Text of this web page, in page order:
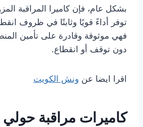
بشكل عام، فإن كاميرا المراقبة
توفر أداءً قويًا وثابتًا في ظروف
فهي موثوقة وقادرة على تأمين
دون توقف أو انقطاع.
اقرا ايضا عن ونش الكويت
كاميرات مراقبة